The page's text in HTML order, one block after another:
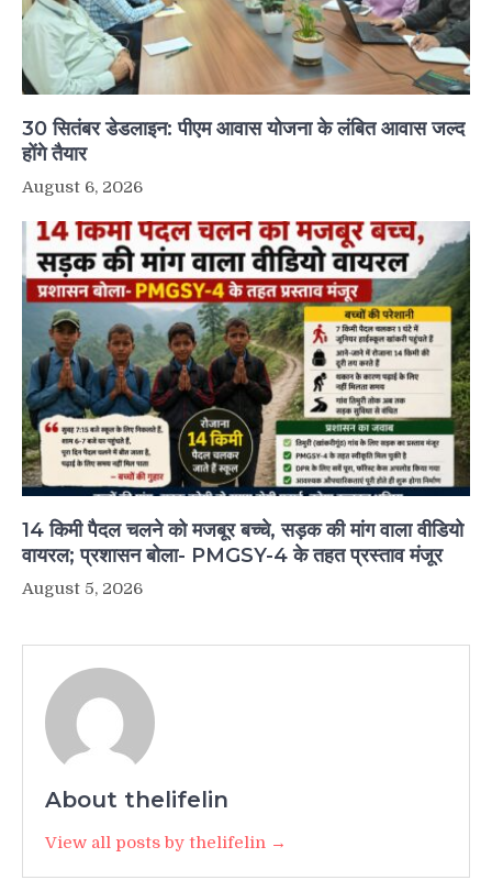
30 सितंबर डेडलाइन: पीएम आवास योजना के लंबित आवास जल्द
होंगे तैयार
August 6, 2026
14 किमी पैदल चलने को मजबूर बच्चे, सड़क की मांग वाला वीडियो
वायरल; प्रशासन बोला- PMGSY-4 के तहत प्रस्ताव मंजूर
August 5, 2026
About thelifelin
View all posts by thelifelin →